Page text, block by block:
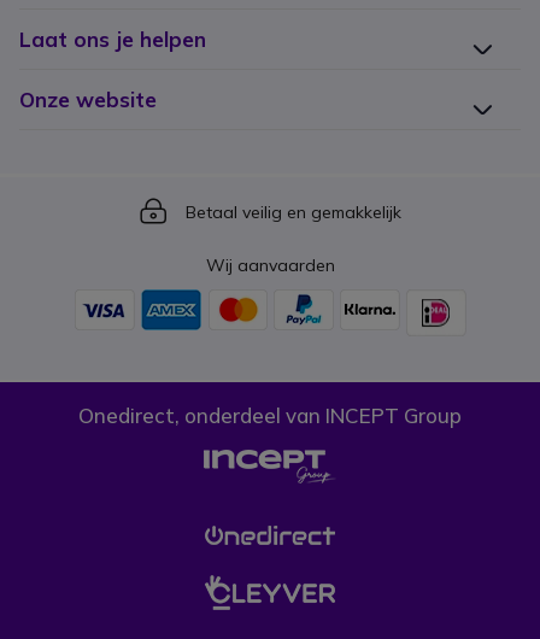
Laat ons je helpen
Onze website
Icon
Betaal veilig en gemakkelijk
Wij aanvaarden
Onedirect, onderdeel van INCEPT Group